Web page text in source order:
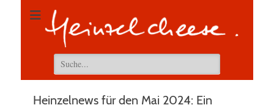
Suchen
nach:
Heinzelnews für den Mai 2024: Ein